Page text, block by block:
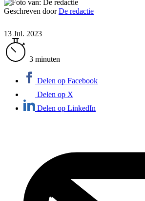
Geschreven doorDe redactie
13 Jul. 2023
3 minuten
Delen op Facebook
Delen op X
Delen op LinkedIn